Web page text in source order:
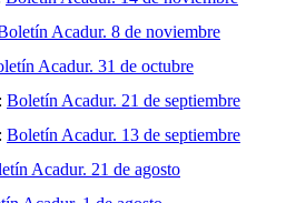
Acadur. 8 de noviembre
Acadur. 31 de octubre
Boletín Acadur. 21 de septiembre
Boletín Acadur. 13 de septiembre
Acadur. 21 de agosto